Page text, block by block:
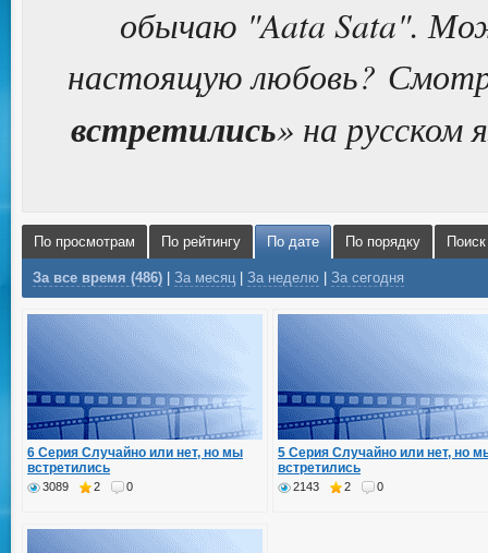
обычаю "Aata Sata".
настоящую любовь?
встретились» на русском
По просмотрам По рейтингу По дате По порядку Поиск
За все время (486) За месяц За неделю За сегодня
6 Серия Случайно или нет, но мы
встретились
3089 2 0
5 Серия Случайно или нет, но
встретились
2143 2 0